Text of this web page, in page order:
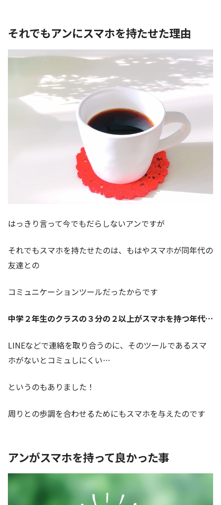
それでもアンにスマホを持たせた理由
はっきり言って今でもだらしないアンですが
それでもスマホを持たせたのは、もはやスマホが同年代の
友達との
コミュニケーションツールだったからです
中学２年生のクラスの３分の２以上がスマホを持つ年代…
LINEなどで連絡を取り合うのに、そのツールであるスマ
ホがないとコミュしにくい…
というのもありました！
周りとの歩調を合わせるためにもスマホを与えたのです
アンがスマホを持って良かった事